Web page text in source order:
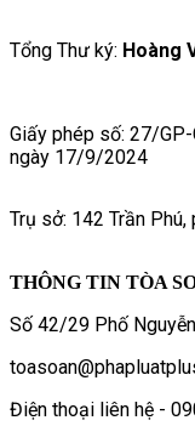
Tổng Thư ký: Hoàng
Giấy phép số: 27/
ngày 17/9/2024
Trụ sở: 142 Trần
THÔNG TIN TÒA
Số 42/29 Phố
Điện thoại liên hệ -